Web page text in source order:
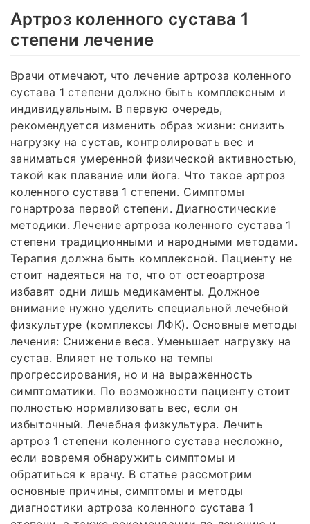
Артроз коленного сустава 1
степени лечение
Врачи отмечают, что лечение артроза коленного
сустава 1 степени должно быть комплексным и
индивидуальным. В первую очередь,
рекомендуется изменить образ жизни: снизить
нагрузку на сустав, контролировать вес и
заниматься умеренной физической активностью,
такой как плавание или йога. Что такое артроз
коленного сустава 1 степени. Симптомы
гонартроза первой степени. Диагностические
методики. Лечение артроза коленного сустава 1
степени традиционными и народными методами.
Терапия должна быть комплексной. Пациенту не
стоит надеяться на то, что от остеоартроза
избавят одни лишь медикаменты. Должное
внимание нужно уделить специальной лечебной
физкультуре (комплексы ЛФК). Основные методы
лечения: Снижение веса. Уменьшает нагрузку на
сустав. Влияет не только на темпы
прогрессирования, но и на выраженность
симптоматики. По возможности пациенту стоит
полностью нормализовать вес, если он
избыточный. Лечебная физкультура. Лечить
артроз 1 степени коленного сустава несложно,
если вовремя обнаружить симптомы и
обратиться к врачу. В статье рассмотрим
основные причины, симптомы и методы
диагностики артроза коленного сустава 1